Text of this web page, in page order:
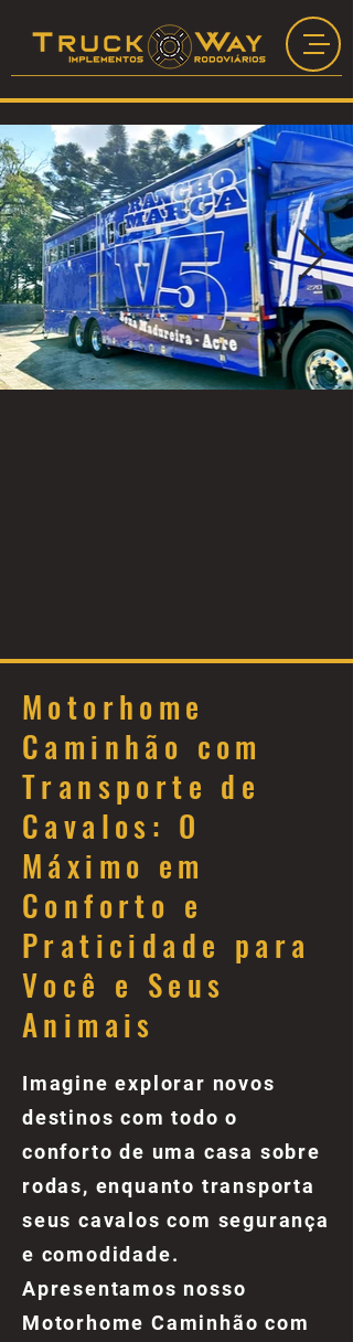
Motorhome
Caminhão com
Transporte de
Cavalos: O
Máximo em
Conforto e
Praticidade para
Você e Seus
Animais
Imagine explorar novos
destinos com todo o
conforto de uma casa sobre
rodas, enquanto transporta
seus cavalos com segurança
e comodidade.
Apresentamos nosso
Motorhome Caminhão com